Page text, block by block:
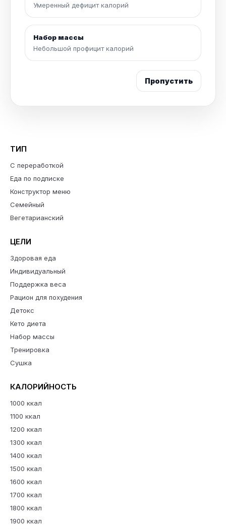
Умеренный дефицит калорий
Набор массы
Небольшой профицит калорий
Пропустить
ТИП
С переработкой
Еда по подписке
Конструктор меню
Семейный
Вегетарианский
ЦЕЛИ
Здоровая еда
Индивидуальный
Поддержка веса
Рацион для похудения
Детокс
Кето диета
Набор массы
Тренировка
Сушка
КАЛОРИЙНОСТЬ
1000 ккал
1100 ккал
1200 ккал
1300 ккал
1400 ккал
1500 ккал
1600 ккал
1700 ккал
1800 ккал
1900 ккал